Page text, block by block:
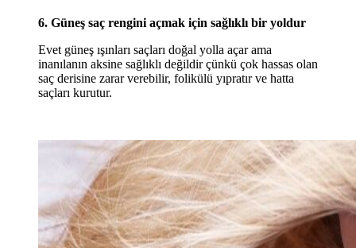
6. Güneş saç rengini açmak için sağlıklı bir yoldur
Evet güneş ışınları saçları doğal yolla açar ama
inanılanın aksine sağlıklı değildir çünkü çok hassas olan
saç derisine zarar verebilir, folikülü yıpratır ve hatta
saçları kurutur.